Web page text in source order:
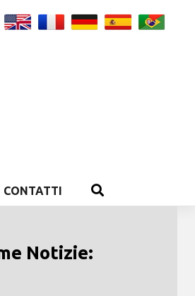
CONTATTI
Notizie: